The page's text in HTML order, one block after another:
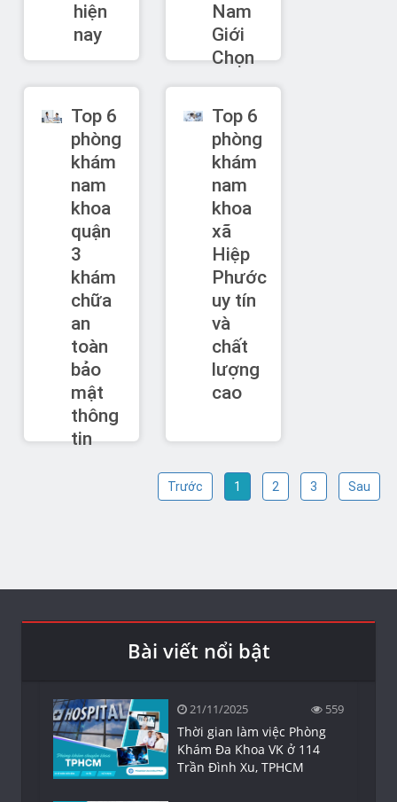
hiện
nay
Nam
Giới
Chọn
Top 6
phòng
khám
nam
khoa
quận
3
khám
chữa
an
toàn
bảo
mật
thông
tin
Top 6
phòng
khám
nam
khoa
xã
Hiệp
Phước
uy tín
và
chất
lượng
cao
Trước 1 2 3 Sau
Bài viết nổi bật
21/11/2025 559
Thời gian làm việc Phòng
Khám Đa Khoa VK ở 114
Trần Đình Xu, TPHCM